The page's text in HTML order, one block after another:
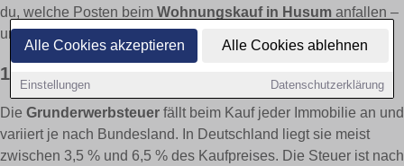
Alle Cookies akzeptieren Alle Cookies ablehnen
Einstellungen Datenschutzerklärung
du, welche Posten beim Wohnungskauf in Husum anfallen –
und wo du sparen kannst.
1) Grunderwerbsteuer
Die Grunderwerbsteuer fällt beim Kauf jeder Immobilie an und
variiert je nach Bundesland. In Deutschland liegt sie meist
zwischen 3,5 % und 6,5 % des Kaufpreises. Die Steuer ist nach